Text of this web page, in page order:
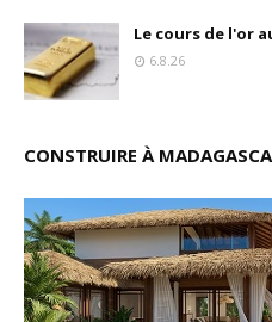
Le cours de l'or
6.8.26
CONSTRUIRE À